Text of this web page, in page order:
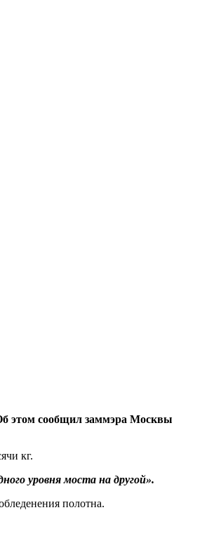
этом сообщил заммэра Москвы
кг.
уровня моста на другой».
полотна.